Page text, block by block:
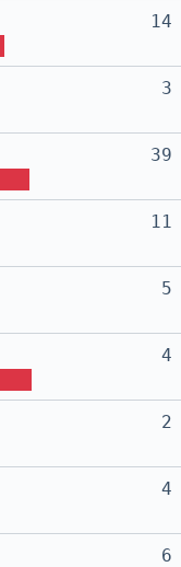
14
3
39
11
5
4
2
4
6